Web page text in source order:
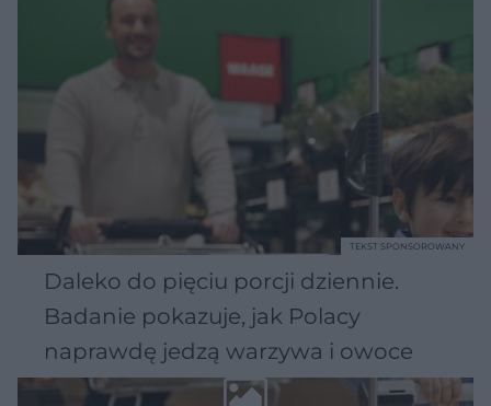
Daleko do pięciu porcji dziennie.
Badanie pokazuje, jak Polacy
naprawdę jedzą warzywa i owoce
TEKST SPONSOROWANY